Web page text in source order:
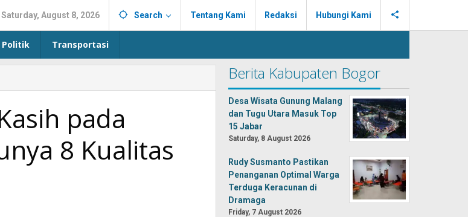
Saturday, August 8, 2026 Search Tentang Kami Redaksi Hubungi Kami
Politik Transportasi
pada
8 Kualitas
Berita Kabupaten Bogor
Desa Wisata Gunung Malang
dan Tugu Utara Masuk Top
15 Jabar
Saturday, 8 August 2026
Rudy Susmanto Pastikan
Penanganan Optimal Warga
Terduga Keracunan di
Dramaga
Friday, 7 August 2026